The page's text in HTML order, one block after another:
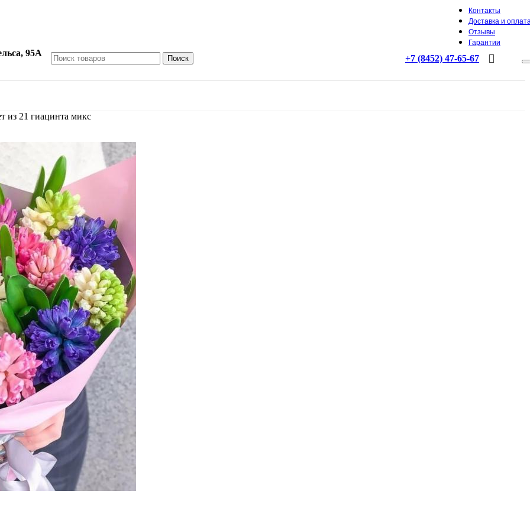
Контакты
Доставка и
Отзывы
Гарантии
95А
Поиск +7 (8452) 47-65-67
из 21 гиацинта микс